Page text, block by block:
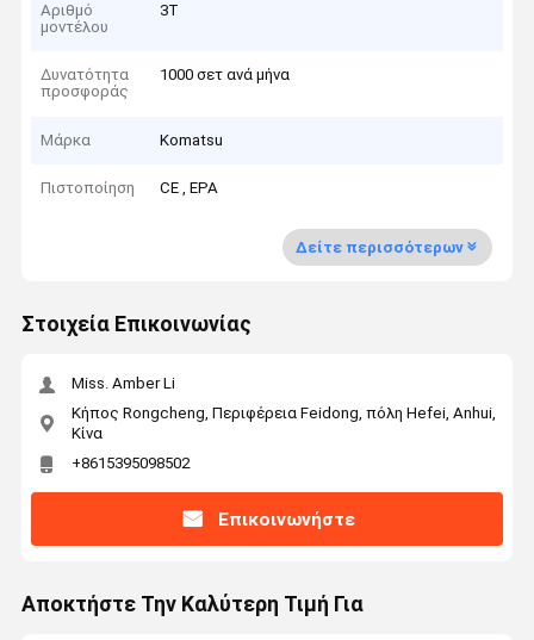
Αριθμό
μοντέλου
3Τ
Δυνατότητα
προσφοράς
1000 σετ ανά μήνα
Μάρκα Komatsu
Πιστοποίηση CE , EPA
Δείτε περισσότερων
Στοιχεία Επικοινωνίας
Miss. Amber Li
Κήπος Rongcheng, Περιφέρεια Feidong, πόλη Hefei, Anhui,
Κίνα
+8615395098502
Επικοινωνήστε
Αποκτήστε Την Καλύτερη Τιμή Για